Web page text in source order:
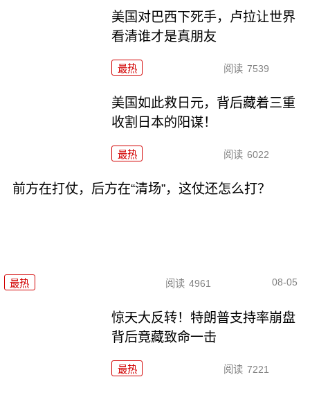
美国对巴西下死手，卢拉让世界
看清谁才是真朋友
最热 阅读 7539
美国如此救日元，背后藏着三重
收割日本的阳谋！
最热 阅读 6022
前方在打仗，后方在“清场”，这仗还怎么打？
最热 阅读 4961 08-05
惊天大反转！特朗普支持率崩盘
背后竟藏致命一击
最热 阅读 7221